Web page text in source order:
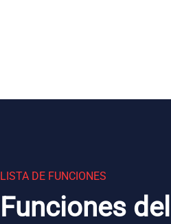
LISTA DE FUNCIONES
Funciones